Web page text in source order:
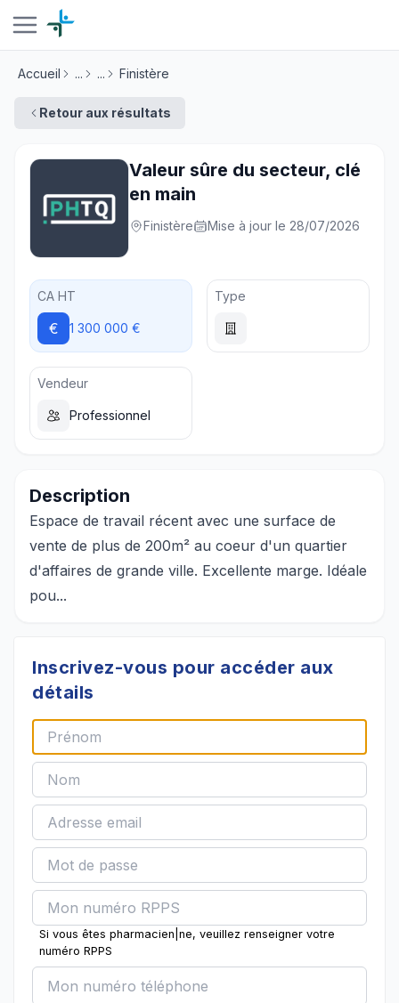
Accueil ... ... Finistère
Retour aux résultats
Valeur sûre du secteur, clé
en main
Finistère Mise à jour le 28/07/2026
CA HT
€ 1 300 000 €
Type
Vendeur
Professionnel
Description
Espace de travail récent avec une surface de
vente de plus de 200m² au coeur d'un quartier
d'affaires de grande ville. Excellente marge. Idéale
pou...
Inscrivez-vous pour accéder aux
détails
Si vous êtes pharmacien|ne, veuillez renseigner votre
numéro RPPS